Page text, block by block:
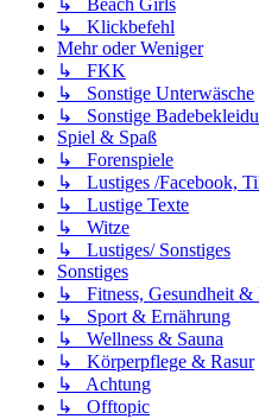
↳ Beach Girls
↳ Klickbefehl
Mehr oder Weniger
↳ FKK
↳ Sonstige Unterwäsche
↳ Sonstige
Spiel & Spaß
↳ Forenspiele
↳ Lustiges /Facebook,
↳ Lustige Texte
↳ Witze
↳ Lustiges/ Sonstiges
Sonstiges
↳ Fitness, Gesundheit &
↳ Sport & Ernährung
↳ Wellness & Sauna
↳ Körperpflege & Rasur
↳ Achtung
↳ Offtopic